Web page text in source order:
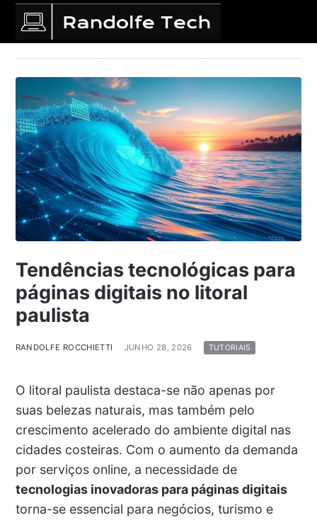
Tendências tecnológicas para
páginas digitais no litoral
paulista
RANDOLFE ROCCHIETTI JUNHO 28, 2026 TUTORIAIS
O litoral paulista destaca-se não apenas por
suas belezas naturais, mas também pelo
crescimento acelerado do ambiente digital nas
cidades costeiras. Com o aumento da demanda
por serviços online, a necessidade de
tecnologias inovadoras para páginas digitais
torna-se essencial para negócios, turismo e